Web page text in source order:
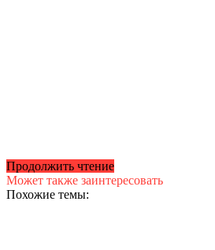
Продолжить чтение
Может также заинтересовать
Похожие темы: